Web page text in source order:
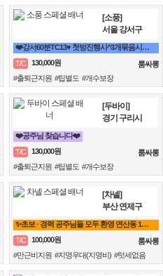
[소풍]
서울 강서구
❤️강서60분TC13♥ 첫방진행시^3개묶음시작❤️
T/C
130,000원
룸싸롱
#출퇴근지원 #팁별도 #개수보장
[두바이]
경기 구리시
❤️공주님 찾습니다❤️
T/C
130,000원
룸싸롱
#출퇴근지원 #팁별도 #개수보장
[차넬]
부산 연제구
✨초보 · 경력 공주님들 모두 환영 연산동 1등업소✨
T/C
100,000원
룸싸롱
#만근비지원 #지명우대(지명비) #텃세없음